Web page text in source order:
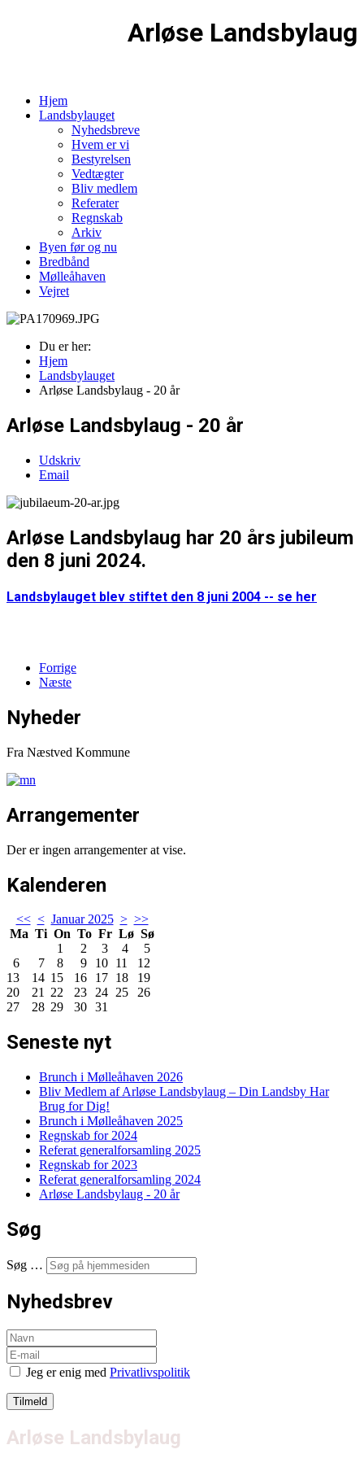
Arløse Landsbylaug
Hjem
Landsbylauget
Nyhedsbreve
Hvem er vi
Bestyrelsen
Vedtægter
Bliv medlem
Referater
Regnskab
Arkiv
Byen før og nu
Bredbånd
Mølleåhaven
Vejret
Du er her:
Hjem
Landsbylauget
Arløse Landsbylaug - 20 år
Arløse Landsbylaug - 20 år
Udskriv
Email
Arløse Landsbylaug har 20 års jubileum
den 8 juni 2024.
Landsbylauget blev stiftet den 8 juni 2004 -- se her
Forrige
Næste
Nyheder
Fra Næstved Kommune
Arrangementer
Der er ingen arrangementer at vise.
Kalenderen
<< < Januar 2025 > >>
Ma Ti On To Fr Lø Sø
1
2 3 4
5
6
7 8 9 10 11
12
13
14 15 16 17 18
19
20
21 22 23 24 25
26
27
28 29 30 31
Seneste nyt
Brunch i Mølleåhaven 2026
Bliv Medlem af Arløse Landsbylaug – Din Landsby Har
Brug for Dig!
Brunch i Mølleåhaven 2025
Regnskab for 2024
Referat generalforsamling 2025
Regnskab for 2023
Referat generalforsamling 2024
Arløse Landsbylaug - 20 år
Søg
Søg …
Nyhedsbrev
Jeg er enig med Privatlivspolitik
Arløse Landsbylaug